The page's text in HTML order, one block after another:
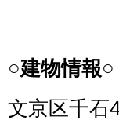
○建物情報○
文京区千石